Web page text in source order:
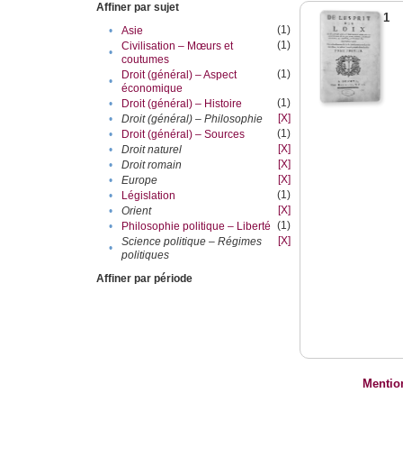
Affiner par sujet
•
Asie
(1)
•
Civilisation – Mœurs et
coutumes
(1)
•
Droit (général) – Aspect
économique
(1)
• Droit (général) – Histoire
(1)
•
Droit (général) – Philosophie
[X]
•
Droit (général) – Sources
(1)
•
Droit naturel
[X]
•
Droit romain
[X]
•
Europe
[X]
•
Législation
(1)
•
Orient
[X]
•
Philosophie politique – Liberté (1)
•
Science politique – Régimes
politiques
[X]
Affiner par période
1